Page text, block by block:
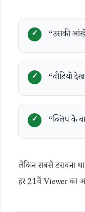
“उसकी
“वीडियो
“क्लिप के
लेकिन सबसे डरावना
हर 21वें Viewer का